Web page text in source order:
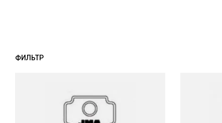
ФИЛЬТР